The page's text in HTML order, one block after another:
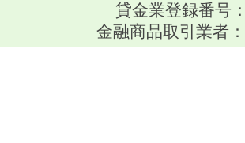
貸金業登録番号
金融商品取引業者